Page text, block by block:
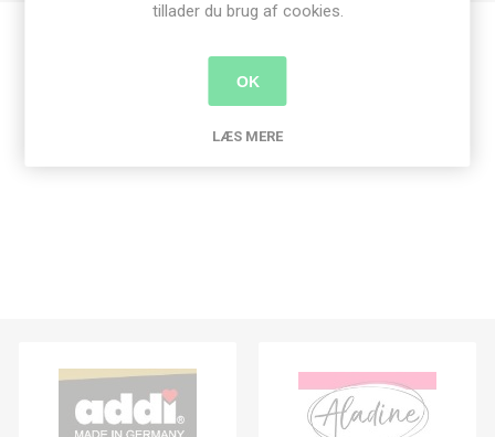
Produkt tags
tillader du brug af cookies.
OK
LÆS MERE